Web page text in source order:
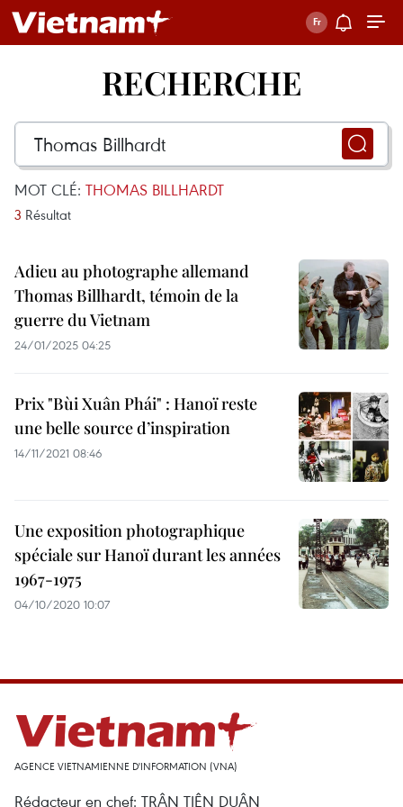
RECHERCHE
MOT CLÉ: THOMAS BILLHARDT
3 Résultat
Adieu au photographe allemand
Thomas Billhardt, témoin de la
guerre du Vietnam
24/01/2025 04:25
Prix "Bùi Xuân Phái" : Hanoï reste
une belle source d’inspiration
14/11/2021 08:46
Une exposition photographique
spéciale sur Hanoï durant les années
1967-1975
04/10/2020 10:07
AGENCE VIETNAMIENNE D'INFORMATION (VNA)
Rédacteur en chef: TRÂN TIÊN DUÂN